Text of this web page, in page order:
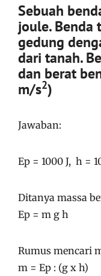
Sebuah
joule. Benda
gedung
dari tanah.
dan berat
m/s2)
Jawaban:
Ep = 1000 J, h =
Ditanya massa
Ep = m g h
Rumus mencari
m = Ep : (g x h)